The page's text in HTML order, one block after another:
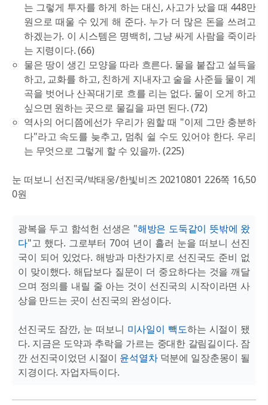
는 그렇게 투자를 하게 하는 대신, 사고가 났을 때 448만
원으로 때울 수 있게 해 준다. 누가 더 많은 돈을 쓰려고
하겠는가. 이 시스템은 명백히, 그냥 싸게 사람을 죽이라
는 지령이다. (66)
물은 땅이 생긴 모양을 따라 흐른다. 물을 붙잡고 설득을
하고, 교화를 하고, 친하게 지내자고 술을 사준들 물이 계
곡을 벗어나 산꼭대기로 흐를 리는 없다. 물이 오게 하고
싶으면 원하는 곳으로 물길을 파면 된다. (72)
역사의 어디쯤에선가 우리가 원할 때 "이제 그만 충분하
다"라고 속도를 늦추고, 멈춰 쉴 수도 있어야 한다. 우리
는 무엇으로 그렇게 할 수 있을까. (225)
눈 떠보니 선진국/박태웅/한빛비즈 20210801 226쪽 16,50
0원
광복을 두고 함석헌 선생은 "해방은 도둑같이 뜻밖에 왔
다"고 했다. 그로부터 70여 년이 흘러 눈을 떠보니 선진
국이 되어 있었다. 해방과 마찬가지로 선진국도 준비 없
이 맞이했다. 해답보다 질문이 더 중요하다는 것을 깨달
으며 정의를 내릴 줄 아는 것이 선진국의 시작이라면 사
상을 만드는 곳이 선진국의 완성이다.
선진국도 잠깐, 눈 떠보니 미사일이 빽도하는 시절이 됐
다. 지금은 도약과 추락을 가르는 중대한 갈림길이다. 잠
깐 선진국이었던 시절이 윤석열차덕분에 일장춘몽이 될
지경이다. 자업자득이다.